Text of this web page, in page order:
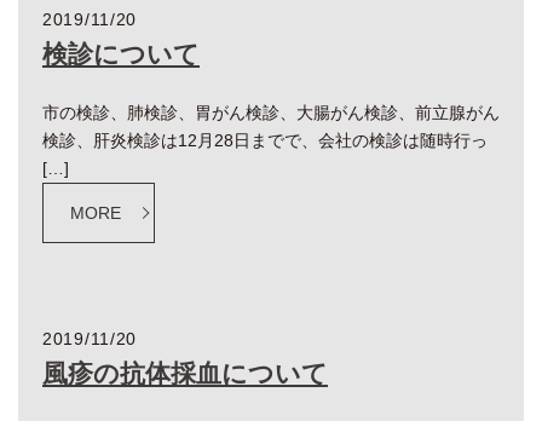
2019/11/20
検診について
市の検診、肺検診、胃がん検診、大腸がん検診、前立腺がん
検診、肝炎検診は12月28日までで、会社の検診は随時行っ
[…]
MORE
2019/11/20
風疹の抗体採血について